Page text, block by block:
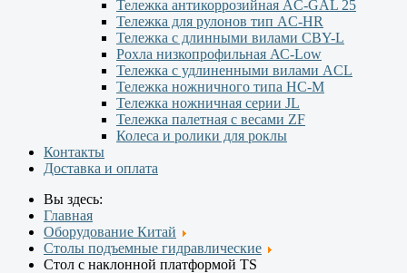
Тележка антикоррозийная AC-GAL 25
Тележка для рулонов тип AC-HR
Тележка с длинными вилами CBY-L
Рохла низкопрофильная АС-Low
Тележка с удлиненными вилами АCL
Тележка ножничного типа HC-M
Тележка ножничная серии JL
Тележка палетная с весами ZF
Колеса и ролики для роклы
Контакты
Доставка и оплата
Вы здесь:
Главная
Оборудование Китай
Столы подъемные гидравлические
Стол с наклонной платформой TS